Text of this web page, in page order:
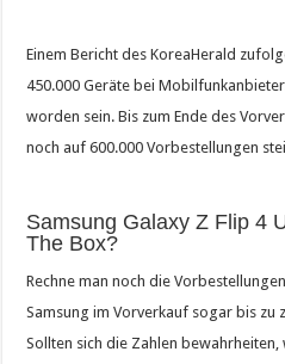
Einem Bericht des KoreaHerald
450.000 Geräte bei
worden sein. Bis zum Ende des
noch auf 600.000 Vorbestellungen
Samsung Galaxy Z Flip 4
The Box?
Rechne man noch die
Samsung im Vorverkauf sogar bis zu
Sollten sich die Zahlen